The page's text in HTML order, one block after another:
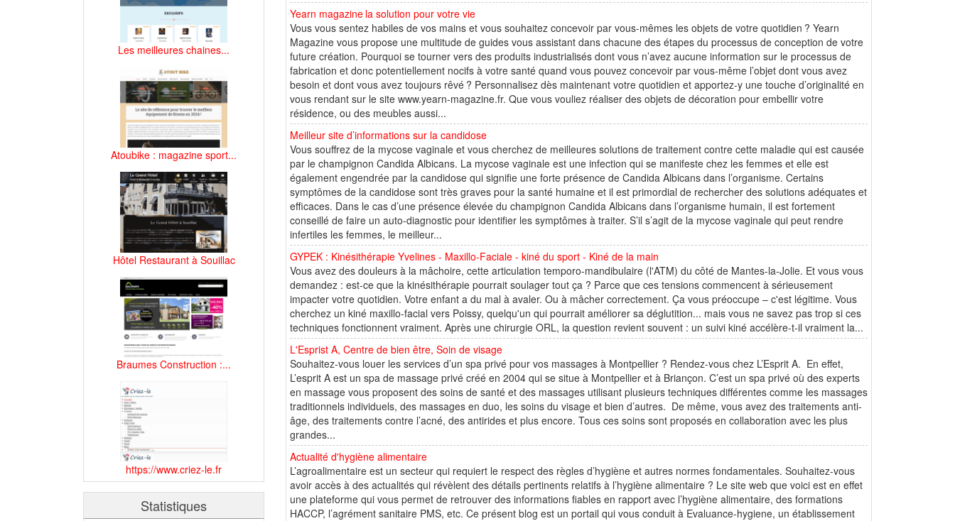
Les meilleures chaines...
Atoubike : magazine sport...
Hôtel Restaurant à Souillac
Braumes Construction :...
https://www.criez-le.fr
Statistiques
Yearn magazine la solution pour votre vie
Vous vous sentez habiles de vos mains et vous souhaitez concevoir par vous-mêmes les objets de votre quotidien ? Yearn
Magazine vous propose une multitude de guides vous assistant dans chacune des étapes du processus de conception de votre
future création. Pourquoi se tourner vers des produits industrialisés dont vous n’avez aucune information sur le processus de
fabrication et donc potentiellement nocifs à votre santé quand vous pouvez concevoir par vous-même l’objet dont vous avez
besoin et dont vous avez toujours rêvé ? Personnalisez dès maintenant votre quotidien et apportez-y une touche d’originalité en
vous rendant sur le site www.yearn-magazine.fr. Que vous vouliez réaliser des objets de décoration pour embellir votre
résidence, ou des meubles aussi...
Meilleur site d’informations sur la candidose
Vous souffrez de la mycose vaginale et vous cherchez de meilleures solutions de traitement contre cette maladie qui est causée
par le champignon Candida Albicans. La mycose vaginale est une infection qui se manifeste chez les femmes et elle est
également engendrée par la candidose qui signifie une forte présence de Candida Albicans dans l’organisme. Certains
symptômes de la candidose sont très graves pour la santé humaine et il est primordial de rechercher des solutions adéquates et
efficaces. Dans le cas d’une présence élevée du champignon Candida Albicans dans l’organisme humain, il est fortement
conseillé de faire un auto-diagnostic pour identifier les symptômes à traiter. S’il s’agit de la mycose vaginale qui peut rendre
infertiles les femmes, le meilleur...
GYPEK : Kinésithérapie Yvelines - Maxillo-Faciale - kiné du sport - Kiné de la main
Vous avez des douleurs à la mâchoire, cette articulation temporo-mandibulaire (l'ATM) du côté de Mantes-la-Jolie. Et vous vous
demandez : est-ce que la kinésithérapie pourrait soulager tout ça ? Parce que ces tensions commencent à sérieusement
impacter votre quotidien. Votre enfant a du mal à avaler. Ou à mâcher correctement. Ça vous préoccupe – c'est légitime. Vous
cherchez un kiné maxillo-facial vers Poissy, quelqu'un qui pourrait améliorer sa déglutition... mais vous ne savez pas trop si ces
techniques fonctionnent vraiment. Après une chirurgie ORL, la question revient souvent : un suivi kiné accélère-t-il vraiment la...
L'Esprist A, Centre de bien être, Soin de visage
Souhaitez-vous louer les services d’un spa privé pour vos massages à Montpellier ? Rendez-vous chez L’Esprit A. En effet,
L’esprit A est un spa de massage privé créé en 2004 qui se situe à Montpellier et à Briançon. C’est un spa privé où des experts
en massage vous proposent des soins de santé et des massages utilisant plusieurs techniques différentes comme les massages
traditionnels individuels, des massages en duo, les soins du visage et bien d’autres. De même, vous avez des traitements anti-
âge, des traitements contre l’acné, des antirides et plus encore. Tous ces soins sont proposés en collaboration avec les plus
grandes...
Actualité d'hygiène alimentaire
L’agroalimentaire est un secteur qui requiert le respect des règles d’hygiène et autres normes fondamentales. Souhaitez-vous
avoir accès à des actualités qui révèlent des détails pertinents relatifs à l’hygiène alimentaire ? Le site web que voici est en effet
une plateforme qui vous permet de retrouver des informations fiables en rapport avec l’hygiène alimentaire, des formations
HACCP, l’agrément sanitaire PMS, etc. Ce présent blog est un portail qui vous conduit à Evaluance-hygiene, un établissement